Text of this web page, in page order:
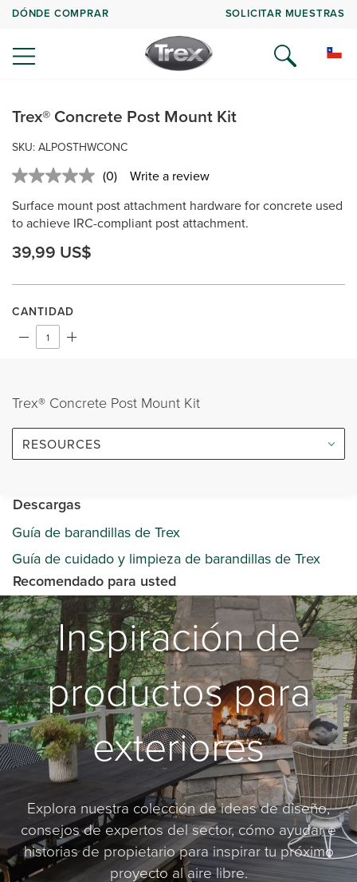
DÓNDE COMPRAR SOLICITAR MUESTRAS
Trex® Concrete Post Mount Kit
SKU: ALPOSTHWCONC
No
value.
Same
page
(0)
Write a review
Surface mount post attachment hardware for concrete used
to achieve IRC-compliant post attachment.
39,99 US$
CANTIDAD
Trex® Concrete Post Mount Kit
RESOURCES
Descargas
Guía de barandillas de Trex
Guía de cuidado y limpieza de barandillas de Trex
Recomendado para usted
Inspiración de
productos para
exteriores
Explora nuestra colección de ideas de diseño,
consejos de expertos del sector, cómo ayudar e
historias de propietario para inspirar tu próximo
proyecto al aire libre.